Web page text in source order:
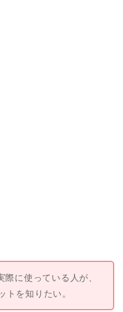
に使っている人が、
トを知りたい。